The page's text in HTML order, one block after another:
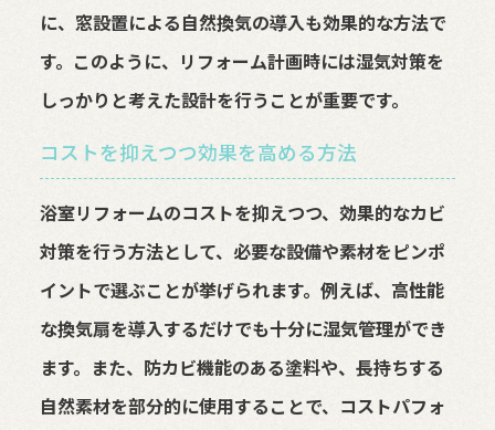
に、窓設置による自然換気の導入も効果的な方法で
す。このように、リフォーム計画時には湿気対策を
しっかりと考えた設計を行うことが重要です。
コストを抑えつつ効果を高める方法
浴室リフォームのコストを抑えつつ、効果的なカビ
対策を行う方法として、必要な設備や素材をピンポ
イントで選ぶことが挙げられます。例えば、高性能
な換気扇を導入するだけでも十分に湿気管理ができ
ます。また、防カビ機能のある塗料や、長持ちする
自然素材を部分的に使用することで、コストパフォ